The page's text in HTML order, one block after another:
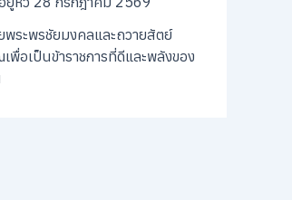
พระพรชัยมงคลและถวายสัตย์
พื่อเป็นข้าราชการที่ดีและพลังของ